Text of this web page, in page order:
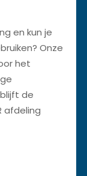
en kun je
Onze
het
de
afdeling